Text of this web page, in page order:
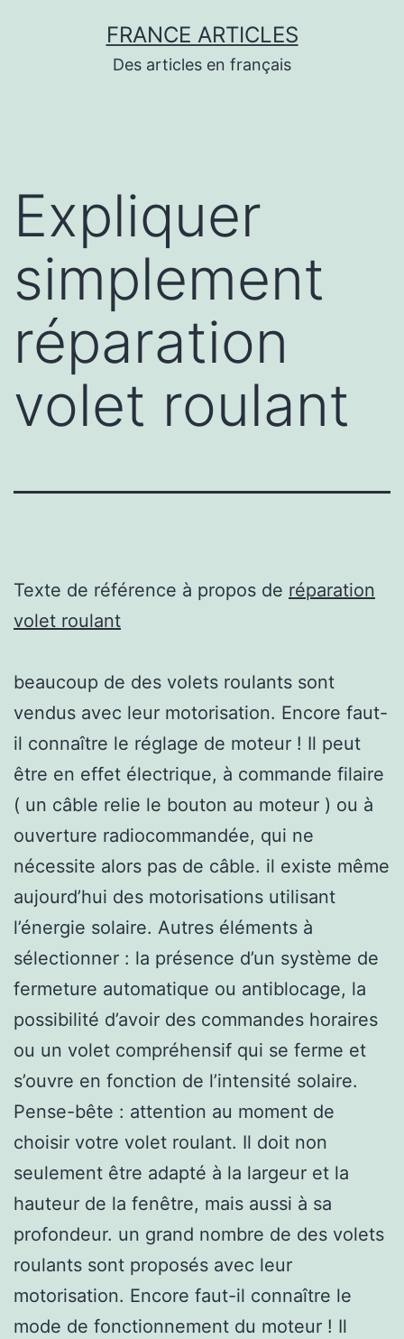
FRANCE ARTICLES
Des articles en français
Expliquer
simplement
réparation
volet roulant
Texte de référence à propos de réparation
volet roulant
beaucoup de des volets roulants sont
vendus avec leur motorisation. Encore faut-
il connaître le réglage de moteur ! Il peut
être en effet électrique, à commande filaire
( un câble relie le bouton au moteur ) ou à
ouverture radiocommandée, qui ne
nécessite alors pas de câble. il existe même
aujourd’hui des motorisations utilisant
l’énergie solaire. Autres éléments à
sélectionner : la présence d’un système de
fermeture automatique ou antiblocage, la
possibilité d’avoir des commandes horaires
ou un volet compréhensif qui se ferme et
s’ouvre en fonction de l’intensité solaire.
Pense-bête : attention au moment de
choisir votre volet roulant. Il doit non
seulement être adapté à la largeur et la
hauteur de la fenêtre, mais aussi à sa
profondeur. un grand nombre de des volets
roulants sont proposés avec leur
motorisation. Encore faut-il connaître le
mode de fonctionnement du moteur ! Il